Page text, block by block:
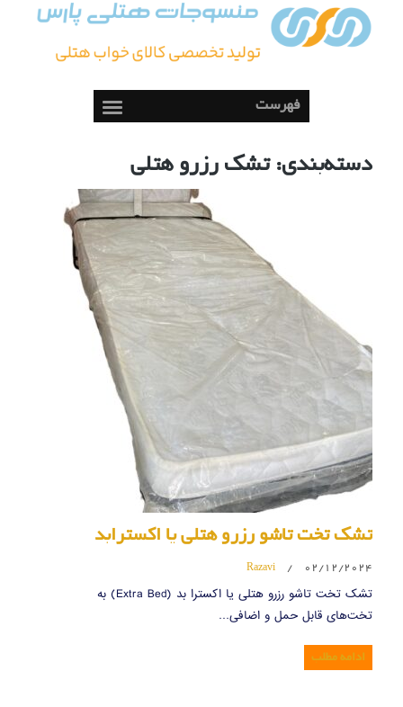
فهرست
دسته‌بندی:تشک رزرو هتلی
تشک تخت تاشو رزرو هتلی یا اکسترابد
Razavi / 02/12/2024
تشک تخت تاشو رزرو هتلی یا اکسترا بد (Extra Bed) به
تخت‌های قابل حمل و اضافی…
ادامه مطلب